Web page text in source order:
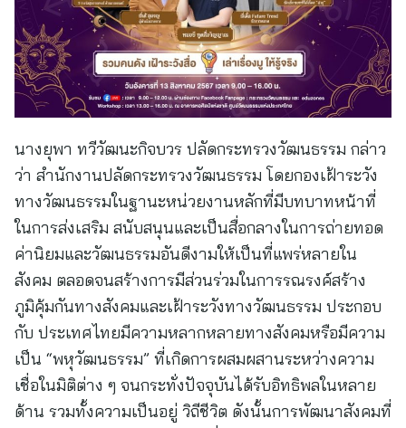
นางยุพา ทวีวัฒนะกิจบวร ปลัดกระทรวงวัฒนธรรม กล่าว
ว่า สำนักงานปลัดกระทรวงวัฒนธรรม โดยกองเฝ้าระวัง
ทางวัฒนธรรมในฐานะหน่วยงานหลักที่มีบทบาทหน้าที่
ในการส่งเสริม สนับสนุนและเป็นสื่อกลางในการถ่ายทอด
ค่านิยมและวัฒนธรรมอันดีงามให้เป็นที่แพร่หลายใน
สังคม ตลอดจนสร้างการมีส่วนร่วมในการรณรงค์สร้าง
ภูมิคุ้มกันทางสังคมและเฝ้าระวังทางวัฒนธรรม ประกอบ
กับ ประเทศไทยมีความหลากหลายทางสังคมหรือมีความ
เป็น “พหุวัฒนธรรม” ที่เกิดการผสมผสานระหว่างความ
เชื่อในมิติต่าง ๆ จนกระทั่งปัจจุบันได้รับอิทธิพลในหลาย
ด้าน รวมทั้งความเป็นอยู่ วิถีชีวิต ดังนั้นการพัฒนาสังคมที่